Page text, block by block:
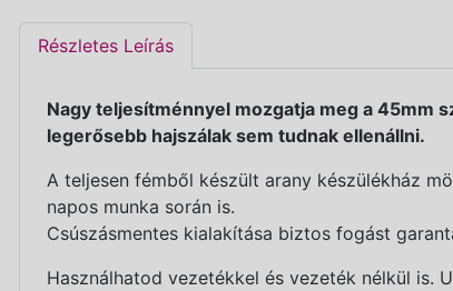
Részletes Leírás
Nagy teljesítménnyel mozgatja meg a 45mm
legerősebb hajszálak sem tudnak ellenállni.
A teljesen fémből készült arany készülékház
napos munka során is.
Csúszásmentes kialakítása biztos fogást
Használhatod vezetékkel és vezeték nélkül is.